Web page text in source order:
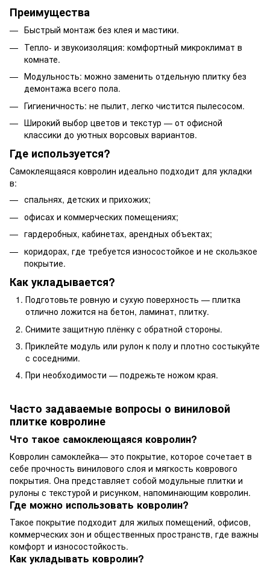
Преимущества
Быстрый монтаж без клея и мастики.
Тепло- и звукоизоляция: комфортный микроклимат в
комнате.
Модульность: можно заменить отдельную плитку без
демонтажа всего пола.
Гигиеничность: не пылит, легко чистится пылесосом.
Широкий выбор цветов и текстур — от офисной
классики до уютных ворсовых вариантов.
Где используется?
Самоклеящаяся ковролин идеально подходит для укладки
в:
спальнях, детских и прихожих;
офисах и коммерческих помещениях;
гардеробных, кабинетах, арендных объектах;
коридорах, где требуется износостойкое и не скользкое
покрытие.
Как укладывается?
Подготовьте ровную и сухую поверхность — плитка
отлично ложится на бетон, ламинат, плитку.
Снимите защитную плёнку с обратной стороны.
Приклейте модуль или рулон к полу и плотно состыкуйте
с соседними.
При необходимости — подрежьте ножом края.
Часто задаваемые вопросы о виниловой
плитке ковролине
Что такое самоклеющаяся ковролин?
Ковролин самоклейка— это покрытие, которое сочетает в
себе прочность винилового слоя и мягкость коврового
покрытия. Она представляет собой модульные плитки и
рулоны с текстурой и рисунком, напоминающим ковролин.
Где можно использовать ковролин?
Такое покрытие подходит для жилых помещений, офисов,
коммерческих зон и общественных пространств, где важны
комфорт и износостойкость.
Как укладывать ковролин?